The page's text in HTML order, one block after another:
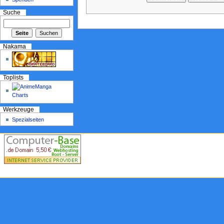
Suche
Nakama
Toplists
Werkzeuge
Spezialseiten